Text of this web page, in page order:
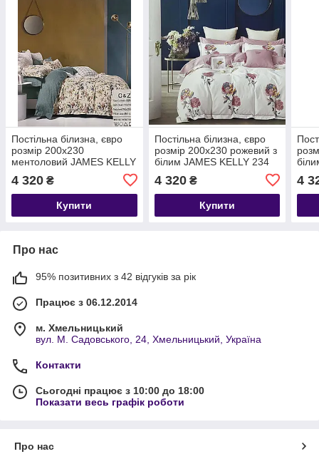
Постільна білизна, євро
розмір 200х230
ментоловий JAMES KELLY
4 320 ₴
Купити
Постільна білизна, євро
розмір 200х230 рожевий з
білим JAMES KELLY 234
4 320₴
Купити
4
Про нас
95% позитивних з 42 відгуків за рік
Працює з 06.12.2014
м. Хмельницький
вул. М. Садовського, 24, Хмельницький, Україна
Контакти
Сьогодні працює з 10:00 до 18:00
Показати весь графік роботи
Про нас